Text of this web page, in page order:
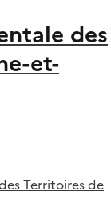
des
et-
Territoires de